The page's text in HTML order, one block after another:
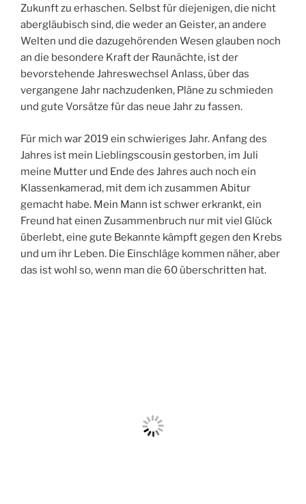
Zukunft zu erhaschen. Selbst für diejenigen, die nicht
abergläubisch sind, die weder an Geister, an andere
Welten und die dazugehörenden Wesen glauben noch
an die besondere Kraft der Raunächte, ist der
bevorstehende Jahreswechsel Anlass, über das
vergangene Jahr nachzudenken, Pläne zu schmieden
und gute Vorsätze für das neue Jahr zu fassen.
Für mich war 2019 ein schwieriges Jahr. Anfang des
Jahres ist mein Lieblingscousin gestorben, im Juli
meine Mutter und Ende des Jahres auch noch ein
Klassenkamerad, mit dem ich zusammen Abitur
gemacht habe. Mein Mann ist schwer erkrankt, ein
Freund hat einen Zusammenbruch nur mit viel Glück
überlebt, eine gute Bekannte kämpft gegen den Krebs
und um ihr Leben. Die Einschläge kommen näher, aber
das ist wohl so, wenn man die 60 überschritten hat.